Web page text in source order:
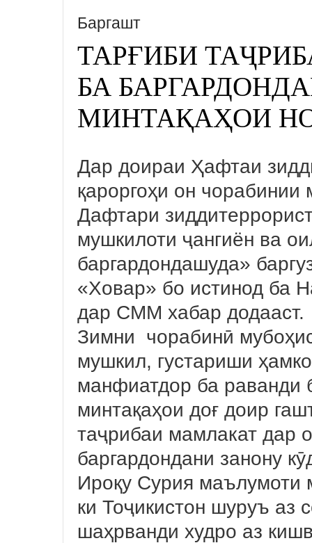
Баргашт
ТАРҒИБИ
БА
МИНТАҚАҲОИ
Дар доираи Ҳафтаи
қароргоҳи он чорабинии
Дафтари
мушкилоти ҷангиён ва
баргардондашуда»
«Ховар» бо истинод ба
дар СММ хабар додааст.
Зимни чорабинӣ
мушкил, густариши
манфиатдор ба раванди
минтақаҳои доғ доир
таҷрибаи мамлакат дар
баргардондани занону
Ироқу Сурия маълумоти
ки Тоҷикистон шуруъ аз
шаҳрванди худро аз